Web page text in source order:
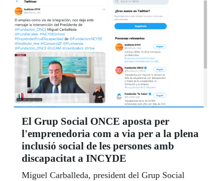
El Grup Social ONCE aposta per
l'emprenedoria com a via per a la plena
inclusió social de les persones amb
discapacitat a INCYDE
Miguel Carballeda, president del Grup Social